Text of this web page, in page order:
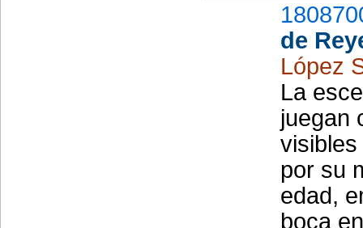
de
López
La
juegan
por su
edad,
boca